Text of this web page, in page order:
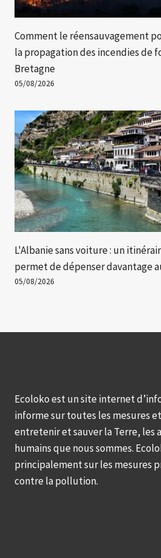
Comment le réensauvagement
la propagation des incendies de
Bretagne
05/08/2026
L'Albanie sans voiture : un
permet de dépenser davantage
05/08/2026
Ecoloko est un site internet
informe sur toutes les mesures
entretenir et sauver la Terre, les
humains que nous sommes.
principalement sur les mesures
contre la pollution.